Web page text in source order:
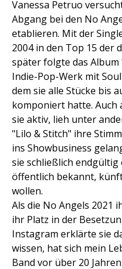
Vanessa Petruo
Abgang bei den No
etablieren. Mit der
2004 in den Top 15 der
später folgte das Album
Indie-Pop-Werk mit
dem sie alle Stücke bis
komponiert hatte. Auch
sie aktiv, lieh unter
"Lilo & Stitch" ihre
ins Showbusiness
sie schließlich endgültig
öffentlich bekannt,
wollen.
Als die No Angels 2021
ihr Platz in der
Instagram erklärte sie
wissen, hat sich mein
Band vor über 20